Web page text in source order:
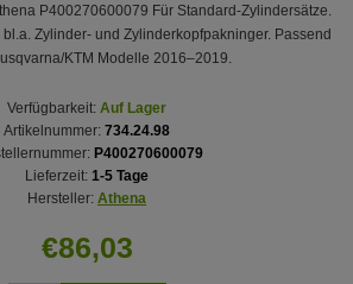
P400270600079 Für Standard-Zylindersätze.
Zylinder- und Zylinderkopfpakninger. Passend
KTM Modelle 2016–2019.
Verfügbarkeit: Auf Lager
Artikelnummer: 734.24.98
P400270600079
Lieferzeit: 1-5 Tage
Hersteller: Athena
€86,03